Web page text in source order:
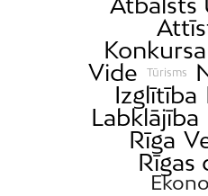
Mežaparks
Mežciems
Mūkupurvs
Pētersala-Andrejsala
Vide
Tūrisms
Izglītība
Labklājība
Rīga
Rīgas